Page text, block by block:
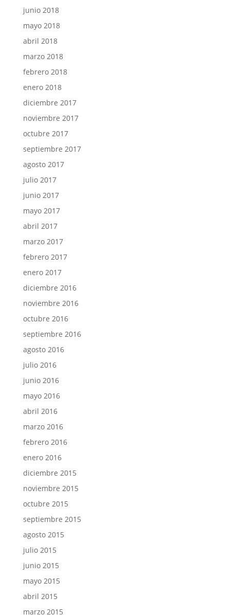
junio 2018
mayo 2018
abril 2018
marzo 2018
febrero 2018
enero 2018
diciembre 2017
noviembre 2017
octubre 2017
septiembre 2017
agosto 2017
julio 2017
junio 2017
mayo 2017
abril 2017
marzo 2017
febrero 2017
enero 2017
diciembre 2016
noviembre 2016
octubre 2016
septiembre 2016
agosto 2016
julio 2016
junio 2016
mayo 2016
abril 2016
marzo 2016
febrero 2016
enero 2016
diciembre 2015
noviembre 2015
octubre 2015
septiembre 2015
agosto 2015
julio 2015
junio 2015
mayo 2015
abril 2015
marzo 2015